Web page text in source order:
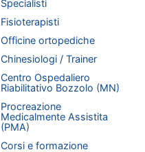
Specialisti
Fisioterapisti
Officine ortopediche
Chinesiologi / Trainer
Centro Ospedaliero
Riabilitativo Bozzolo (MN)
Procreazione
Medicalmente Assistita
(PMA)
Corsi e formazione